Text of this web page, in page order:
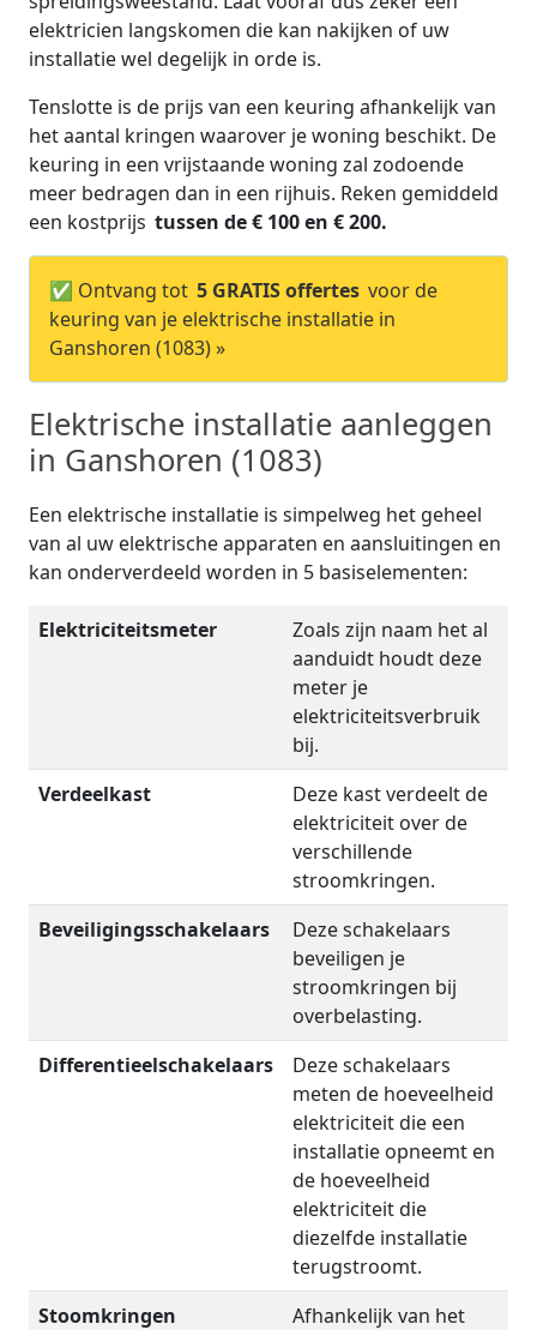
elektricien langskomen die kan nakijken of uw
installatie wel degelijk in orde is.
Tenslotte is de prijs van een keuring afhankelijk van
het aantal kringen waarover je woning beschikt. De
keuring in een vrijstaande woning zal zodoende
meer bedragen dan in een rijhuis. Reken gemiddeld
een kostprijs tussen de € 100 en € 200.
✅ Ontvang tot 5 GRATIS offertes voor de
keuring van je elektrische installatie in
Ganshoren (1083) »
Elektrische installatie aanleggen
in Ganshoren (1083)
Een elektrische installatie is simpelweg het geheel
van al uw elektrische apparaten en aansluitingen en
kan onderverdeeld worden in 5 basiselementen:
Elektriciteitsmeter
Zoals zijn naam het al
aanduidt houdt deze
meter je
elektriciteitsverbruik
bij.
Verdeelkast
Deze kast verdeelt de
elektriciteit over de
verschillende
stroomkringen.
Beveiligingsschakelaars
Deze schakelaars
beveiligen je
stroomkringen bij
overbelasting.
Differentieelschakelaars
Deze schakelaars
meten de hoeveelheid
elektriciteit die een
installatie opneemt en
de hoeveelheid
elektriciteit die
diezelfde installatie
terugstroomt.
Stoomkringen
Afhankelijk van het